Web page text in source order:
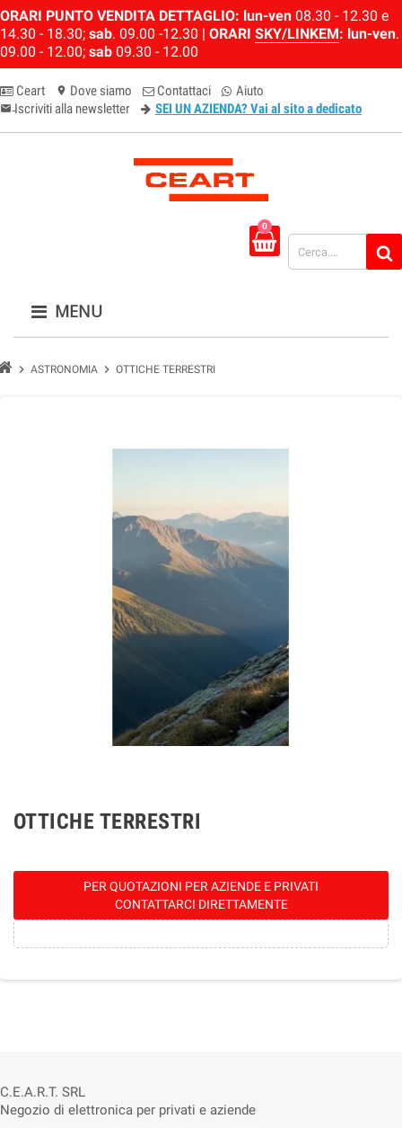
ORARI PUNTO VENDITA DETTAGLIO: lun-ven 08.30 - 12.30 e
14.30 - 18.30; sab. 09.00 -12.30 | ORARI SKY/LINKEM: lun-ven.
09.00 - 12.00; sab 09.30 - 12.00
Ceart location_on Dove siamo Contattaci Aiuto
email-newsletter
Iscriviti alla newsletter SEI UN AZIENDA? Vai al sito a dedicato
0
MENU
chevron_right ASTRONOMIA chevron_right OTTICHE TERRESTRI
OTTICHE TERRESTRI
PER QUOTAZIONI PER AZIENDE E PRIVATI
CONTATTARCI DIRETTAMENTE
C.E.A.R.T. SRL
Negozio di elettronica per privati e aziende